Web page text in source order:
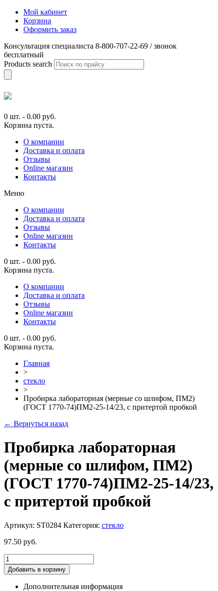
Мой кабинет
Корзина
Оформить заказ
Консультация специалиста 8-800-707-22-69 / звонок
бесплатный
Products search
0 шт. - 0.00 руб.
Корзина пуста.
О компании
Доставка и оплата
Отзывы
Online магазин
Контакты
Меню
О компании
Доставка и оплата
Отзывы
Online магазин
Контакты
0 шт. - 0.00 руб.
Корзина пуста.
О компании
Доставка и оплата
Отзывы
Online магазин
Контакты
0 шт. - 0.00 руб.
Корзина пуста.
Главная
>
стекло
>
Пробирка лабораторная (мерные со шлифом, ПМ2)
(ГОСТ 1770-74)ПМ2-25-14/23, с притертой пробкой
← Вернуться назад
Пробирка лабораторная
(мерные со шлифом, ПМ2)
(ГОСТ 1770-74)ПМ2-25-14/23,
с притертой пробкой
Артикул: ST0284 Категория: стекло
97.50 руб.
Добавить в корзину
Дополнительная информация